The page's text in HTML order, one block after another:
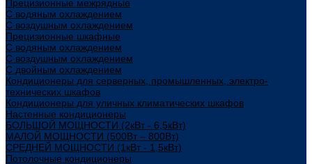
Прецизионные межрядные
С водяным охлаждением
С воздушным охлаждением
Прецизионные шкафные
С водяным охлаждением
С воздушным охлаждением
С двойным охлаждением
Кондиционеры для серверных, промышленных, электро-
технических шкафов
Кондиционеры для уличных климатических шкафов
Настенные кондиционеры
БОЛЬШОЙ МОЩНОСТИ (2кВт - 6,5кВт)
МАЛОЙ МОЩНОСТИ (500Вт – 800Вт)
СРЕДНЕЙ МОЩНОСТИ (1кВт - 1,5кВт)
Потолочные кондиционеры